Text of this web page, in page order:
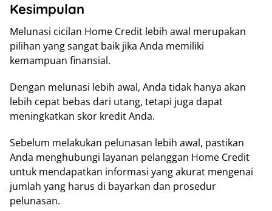
Kesimpulan
Melunasi cicilan Home Credit lebih awal merupakan
pilihan yang sangat baik jika Anda memiliki
kemampuan finansial.
Dengan melunasi lebih awal, Anda tidak hanya akan
lebih cepat bebas dari utang, tetapi juga dapat
meningkatkan skor kredit Anda.
Sebelum melakukan pelunasan lebih awal, pastikan
Anda menghubungi layanan pelanggan Home Credit
untuk mendapatkan informasi yang akurat mengenai
jumlah yang harus di bayarkan dan prosedur
pelunasan.